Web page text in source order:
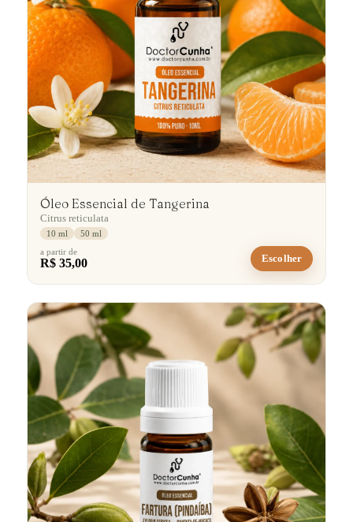
Óleo Essencial de Tangerina
Citrus reticulata
10 ml
50 ml
a partir de
R$ 35,00 Escolher